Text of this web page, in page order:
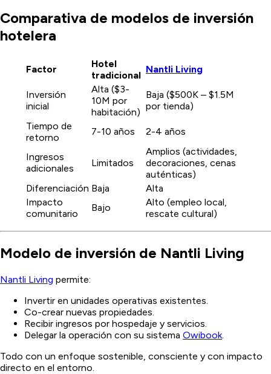
Comparativa de modelos de inversión
hotelera
Factor
Hotel
tradicional
Nantli Living
Inversión
inicial
Alta ($3-
10M por
habitación)
Baja ($500K – $1.5M
por tienda)
Tiempo de
retorno
7-10 años 2-4 años
Ingresos
adicionales
Limitados
Amplios (actividades,
decoraciones, cenas
auténticas)
Diferenciación Baja
Alta
Impacto
comunitario
Bajo
Alto (empleo local,
rescate cultural)
Modelo de inversión de Nantli Living
Nantli Living permite:
Invertir en unidades operativas existentes.
Co-crear nuevas propiedades.
Recibir ingresos por hospedaje y servicios.
Delegar la operación con su sistema Owibook.
Todo con un enfoque sostenible, consciente y con impacto
directo en el entorno.